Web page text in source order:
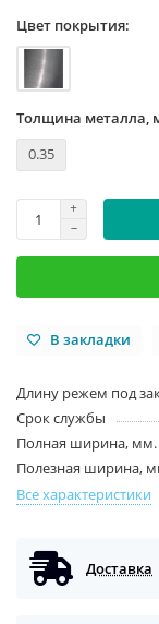
Цвет покрытия:
Толщина металла,
0.35
В закладки
Длину режем под
Срок службы
Полная ширина, мм.
Полезная ширина,
Все характеристики
Доставка